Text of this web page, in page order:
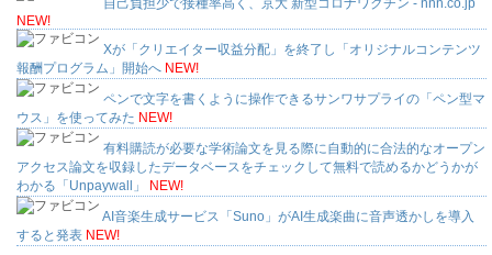
自己負担少で接種率高く、京大 新型コロナワクチン - nnn.co.jp
NEW!
Xが「クリエイター収益分配」を終了し「オリジナルコンテンツ
報酬プログラム」開始へ NEW!
ペンで文字を書くように操作できるサンワサプライの「ペン型マ
ウス」を使ってみた NEW!
有料購読が必要な学術論文を見る際に自動的に合法的なオープン
アクセス論文を収録したデータベースをチェックして無料で読めるかどうかが
わかる「Unpaywall」
NEW!
AI音楽生成サービス「Suno」がAI生成楽曲に音声透かしを導入
すると発表 NEW!